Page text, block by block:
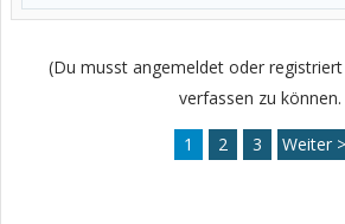
(Du musst angemeldet oder
verfassen zu können.
1 2 3 Weiter >